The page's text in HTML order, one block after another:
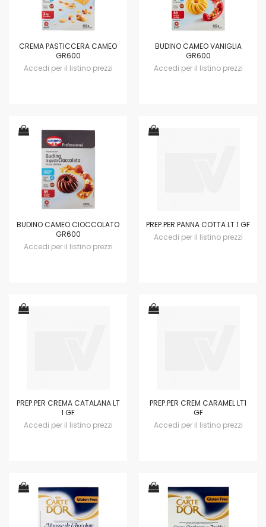
CREMA PASTICCERA CAMEO
GR600
Accedi per il listino prezzi
BUDINO CAMEO VANIGLIA
GR600
Accedi per il listino prezzi
BUDINO CAMEO CIOCCOLATO
GR600
Accedi per il listino prezzi
PREP.PER PANNA COTTA LT 1 GF
Accedi per il listino prezzi
PREP.PER CREMA CATALANA LT
1 GF
Accedi per il listino prezzi
PREP.PER CREM CARAMEL LT1
GF
Accedi per il listino prezzi